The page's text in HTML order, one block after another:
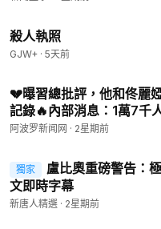
殺人執照
GJW+ · 5天前
💔曝習總批評，他和佟麗
記錄🔥內部消息：1萬7千
領導安排親屬離開【C】
阿波罗新闻网 · 2星期前
獨家
盧比奧重磅警告：
文即時字幕
新唐人精選 · 2星期前